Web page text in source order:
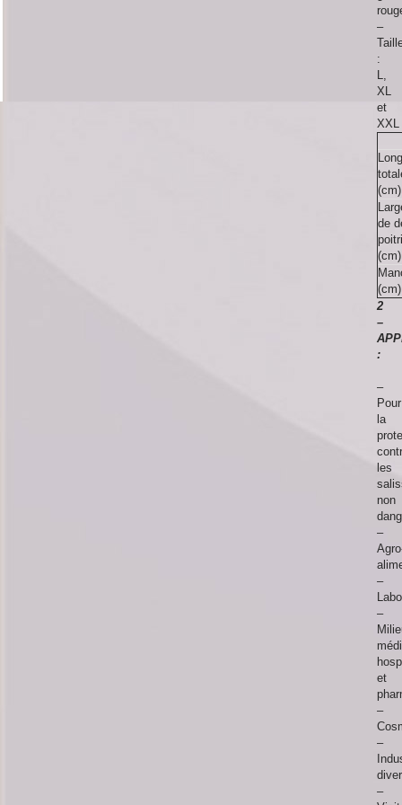
–
:
L,
XL
et
XXL
(cm)
de
(cm)
(cm)
2
–
:
–
Pour
la
les
non
–
–
–
et
–
–
–